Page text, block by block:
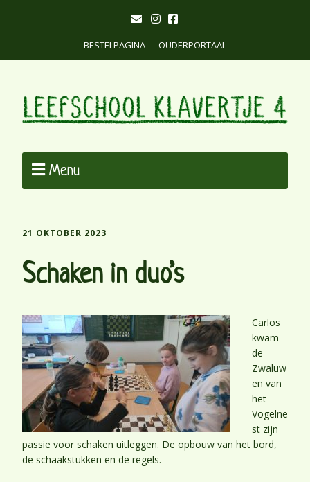
BESTELPAGINA OUDERPORTAAL
Menu
21 OKTOBER 2023
Schaken in duo’s
Carlos
kwam
de
Zwaluw
en van
het
Vogelne
st zijn
passie voor schaken uitleggen. De opbouw van het bord,
de schaakstukken en de regels.